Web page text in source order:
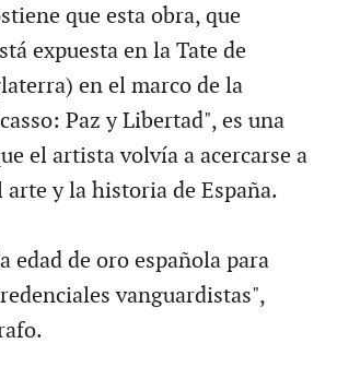
que esta obra, que
expuesta en la Tate de
en el marco de la
Paz y Libertad", es una
el artista volvía a acercarse a
arte y la historia de España.
edad de oro española para
vanguardistas",